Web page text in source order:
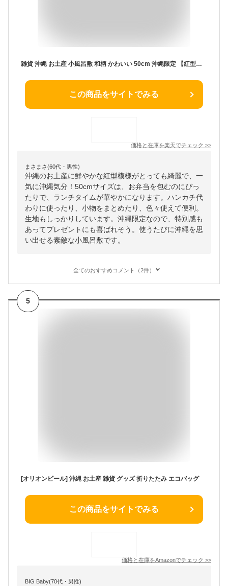
雑貨 沖縄 お土産 小風呂敷 和柄 かわいい 50cm 沖縄限定 【紅型小風呂敷】
この商品をサイトでみる
価格と在庫を楽天でチェック >>
まさまさ(60代・男性)
沖縄のお土産に鮮やかな紅型模様がとっても綺麗で、一
気に沖縄気分！50cmサイズは、お弁当を包むのにぴっ
たりで、ランチタイムが華やかになります。ハンカチ代
わりに使ったり、小物をまとめたり、色々使えて便利。
生地もしっかりしています。沖縄限定なので、特別感も
あってプレゼントにも喜ばれそう。使うたびに沖縄を思
い出せる素敵な小風呂敷です。
全てのおすすめコメント（2件）
5
[オリオンビール] 沖縄 お土産 雑貨 グッズ 折りたたみ エコバッグ
この商品をサイトでみる
価格と在庫をAmazonでチェック >>
BIG Baby(70代・男性)